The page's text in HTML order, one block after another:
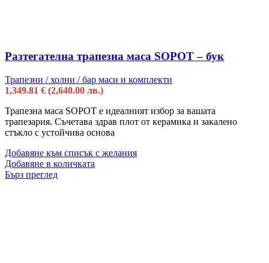
Разтегателна трапезна маса SOPOT – бук
Трапезни / холни / бар маси и комплекти
1,349.81 € (2,640.00 лв.)
Трапезна маса SOPOT е идеалният избор за вашата
трапезария. Съчетава здрав плот от керамика и закалено
стъкло с устойчива основа
Добавяне към списък с желания
Добавяне в количката
Бърз преглед